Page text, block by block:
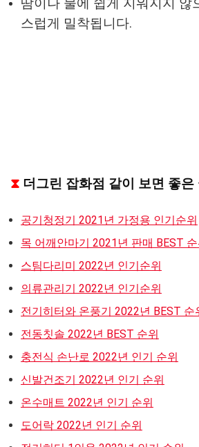
땀이나 물에 쉽게 지워지지 않
스럽게 밀착됩니다.
⧗ 더그린 잡화점 같이 보면 좋은
공기청정기 2021년 가정용 인기순위
목 어깨안마기 2021년 판매 BEST 순
스팀다리미 2022년 인기순위
의류관리기 2022년 인기순위
전기히터와 온풍기 2022년 BEST 순
전동칫솔 2022년 BEST 순위
충전식 손난로 2022년 인기 순위
신발건조기 2022년 인기 순위
온수매트 2022년 인기 순위
도어락 2022년 인기 순위